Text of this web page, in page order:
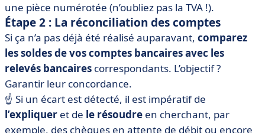
une pièce numérotée (n’oubliez pas la TVA !).
Étape 2 : La réconciliation des comptes
Si ça n’a pas déjà été réalisé auparavant, comparez
les soldes de vos comptes bancaires avec les
relevés bancaires correspondants. L’objectif ?
Garantir leur concordance.
☝️ Si un écart est détecté, il est impératif de
l’expliquer et de le résoudre en cherchant, par
exemple, des chèques en attente de débit ou encore